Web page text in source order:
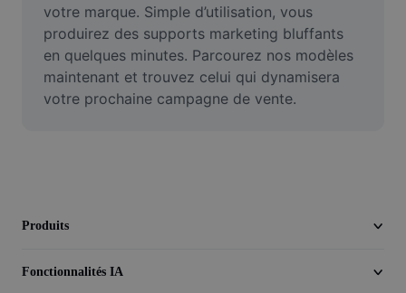
Éditeur de vidéos
Couper une vidéo
Ajouter des sous-titres à une vidéo
votre marque. Simple d’utilisation, vous
produirez des supports marketing bluffants
en quelques minutes. Parcourez nos modèles
maintenant et trouvez celui qui dynamisera
votre prochaine campagne de vente.
Produits
Fonctionnalités IA